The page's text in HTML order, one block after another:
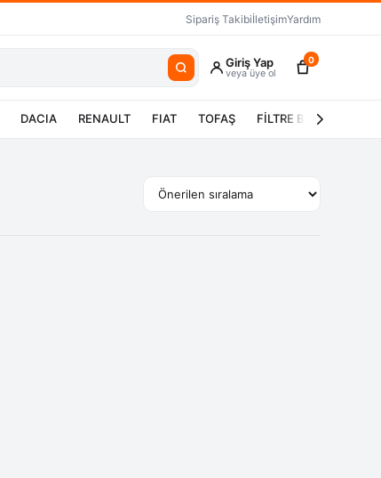
Sipariş TakibiİletişimYardım
Giriş Yap
veya üye ol
0
DACIA RENAULT FIAT TOFAŞ FİLTRE BAKIM